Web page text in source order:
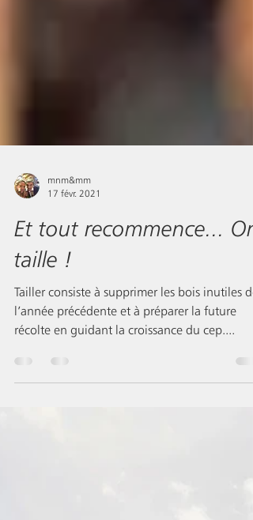
mnm&mm
17 févr. 2021
Et tout recommence... On
taille !
Tailler consiste à supprimer les bois inutiles de
l’année précédente et à préparer la future